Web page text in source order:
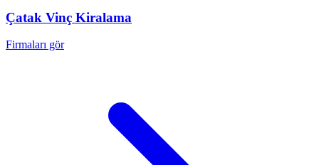
Çatak Vinç Kiralama
Firmaları gör